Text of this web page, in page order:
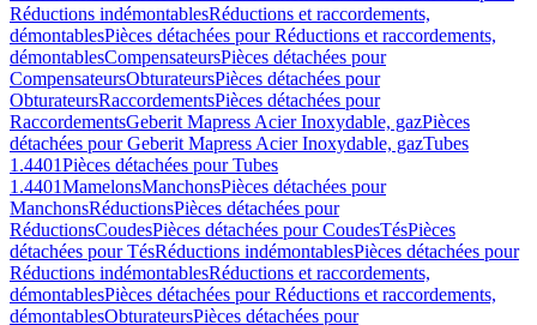
Réductions indémontablesRéductions et raccordements,
démontablesPièces détachées pour Réductions et raccordements,
démontablesCompensateursPièces détachées pour
CompensateursObturateursPièces détachées pour
ObturateursRaccordementsPièces détachées pour
RaccordementsGeberit Mapress Acier Inoxydable, gazPièces
détachées pour Geberit Mapress Acier Inoxydable, gazTubes
1.4401Pièces détachées pour Tubes
1.4401MamelonsManchonsPièces détachées pour
ManchonsRéductionsPièces détachées pour
RéductionsCoudesPièces détachées pour CoudesTésPièces
détachées pour TésRéductions indémontablesPièces détachées pour
Réductions indémontablesRéductions et raccordements,
démontablesPièces détachées pour Réductions et raccordements,
démontablesObturateursPièces détachées pour